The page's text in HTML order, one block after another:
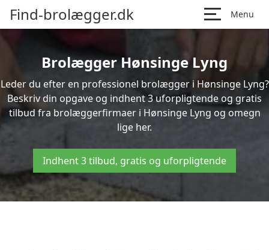
Find-brolægger.dk Menu
Brolægger Hønsinge Lyng
Leder du efter en professionel brolægger i Hønsinge Lyng?
Beskriv din opgave og indhent 3 uforpligtende og gratis
tilbud fra brolæggerfirmaer i Hønsinge Lyng og omegn
lige her.
Indhent 3 tilbud, gratis og uforpligtende